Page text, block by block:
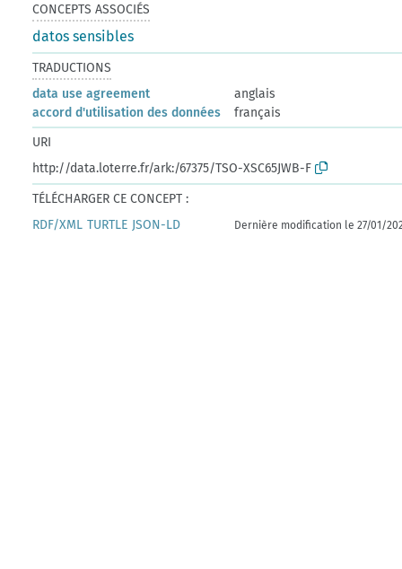
CONCEPTS ASSOCIÉS
datos sensibles
TRADUCTIONS
data use agreement
anglais
accord d'utilisation des données
français
URI
http://data.loterre.fr/ark:/67375/TSO-XSC65JWB-F
TÉLÉCHARGER CE CONCEPT :
RDF/XML TURTLE JSON-LD Dernière modification le 27/01/